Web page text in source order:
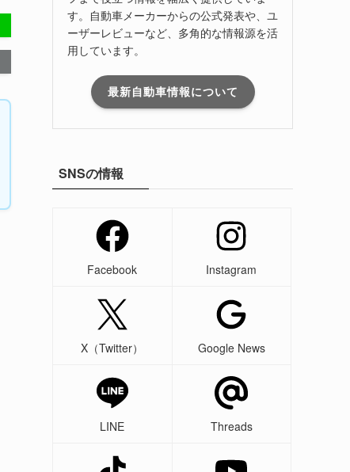
す。自動車メーカーからの公式発表や、ユ
ーザーレビューなど、多角的な情報源を活
用しています。
最新自動車情報について
SNSの情報
Facebook Instagram
X（Twitter） Google News
LINE Threads